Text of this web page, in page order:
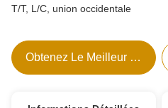
T/T, L/C, union occidentale
Obtenez Le Meilleur Prix